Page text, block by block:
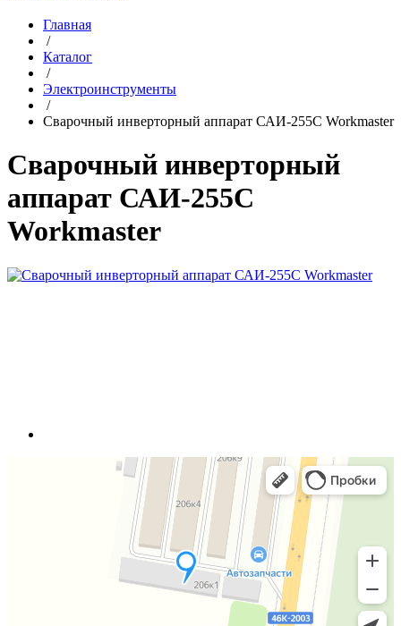
Главная
/
Каталог
/
Электроинструменты
/
Сварочный инверторный аппарат САИ-255С Workmaster
Сварочный инверторный
аппарат САИ-255С
Workmaster